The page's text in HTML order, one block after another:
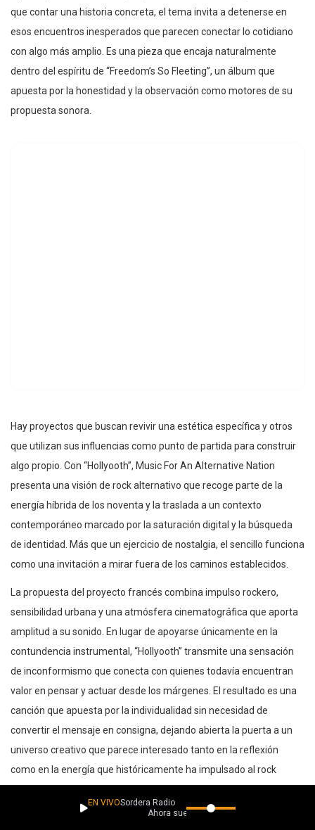
que contar una historia concreta, el tema invita a detenerse en
esos encuentros inesperados que parecen conectar lo cotidiano
con algo más amplio. Es una pieza que encaja naturalmente
dentro del espíritu de “Freedom’s So Fleeting”, un álbum que
apuesta por la honestidad y la observación como motores de su
propuesta sonora.
Hay proyectos que buscan revivir una estética específica y otros
que utilizan sus influencias como punto de partida para construir
algo propio. Con “Hollyooth”, Music For An Alternative Nation
presenta una visión de rock alternativo que recoge parte de la
energía híbrida de los noventa y la traslada a un contexto
contemporáneo marcado por la saturación digital y la búsqueda
de identidad. Más que un ejercicio de nostalgia, el sencillo funciona
como una invitación a mirar fuera de los caminos establecidos.
La propuesta del proyecto francés combina impulso rockero,
sensibilidad urbana y una atmósfera cinematográfica que aporta
amplitud a su sonido. En lugar de apoyarse únicamente en la
contundencia instrumental, “Hollyooth” transmite una sensación
de inconformismo que conecta con quienes todavía encuentran
valor en pensar y actuar desde los márgenes. El resultado es una
canción que apuesta por la individualidad sin necesidad de
convertir el mensaje en consigna, dejando abierta la puerta a un
universo creativo que parece interesado tanto en la reflexión
como en la energía que históricamente ha impulsado al rock
alternativo.
EN VIVOSordera Radio
Ahora suena